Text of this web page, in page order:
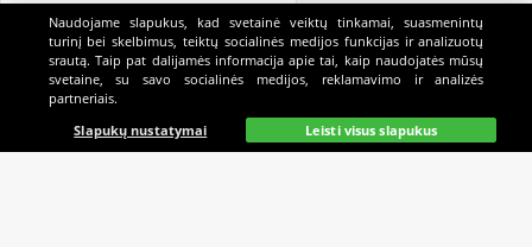
Pagrindinis Gyvai Paieška Mano Kazino
Naudojame slapukus, kad svetainė veiktų tinkamai, suasmenintų
turinį bei skelbimus, teiktų socialinės medijos funkcijas ir analizuotų
srautą. Taip pat dalijamės informacija apie tai, kaip naudojatės mūsų
svetaine, su savo socialinės medijos, reklamavimo ir analizės
partneriais.
Slapukų nustatymai
Leisti visus slapukus